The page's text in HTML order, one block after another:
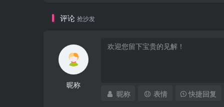
评论 抢沙发
昵称
昵称
表情 快捷回复